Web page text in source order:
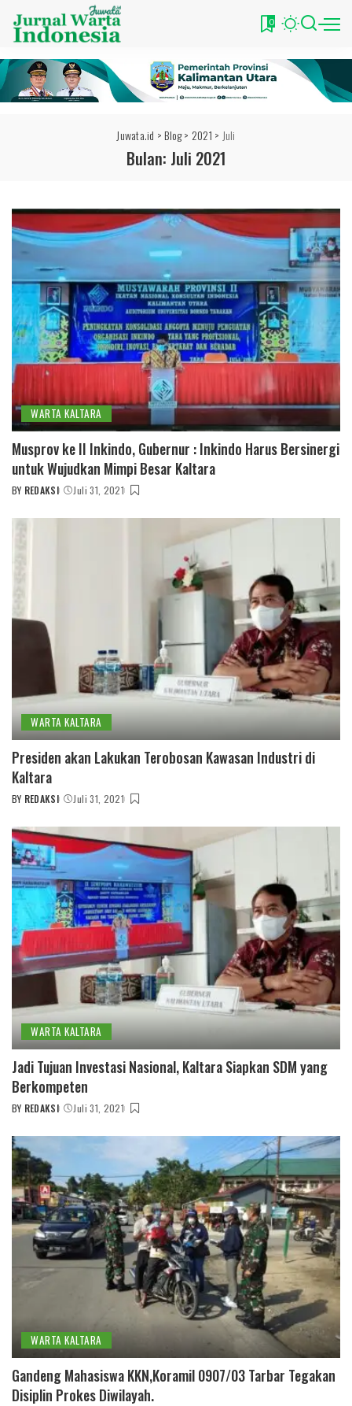
0
Juwata.id > Blog> 2021 > Juli
Bulan: Juli 2021
WARTA KALTARA
Musprov ke II Inkindo, Gubernur : Inkindo Harus Bersinergi
untuk Wujudkan Mimpi Besar Kaltara
POSTED
BY REDAKSI Juli 31, 2021
WARTA KALTARA
Presiden akan Lakukan Terobosan Kawasan Industri di
Kaltara
POSTED
BY REDAKSI Juli 31, 2021
WARTA KALTARA
Jadi Tujuan Investasi Nasional, Kaltara Siapkan SDM yang
Berkompeten
POSTED
BY REDAKSI Juli 31, 2021
WARTA KALTARA
Gandeng Mahasiswa KKN,Koramil 0907/03 Tarbar Tegakan
Disiplin Prokes Diwilayah.